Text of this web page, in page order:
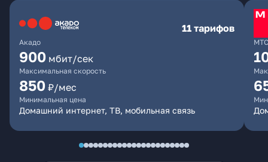
Акадо
11 тарифов
900 мбит/сек
Максимальная скорость
850 ₽/мес
Минимальная цена
Домашний интернет, ТВ, мобильная связь
МТС